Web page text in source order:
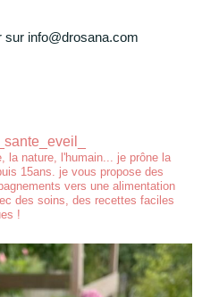
info@drosana.com
la nature, l'humain... je prône la
15ans. je vous propose des
vers une alimentation
des soins, des recettes faciles
!